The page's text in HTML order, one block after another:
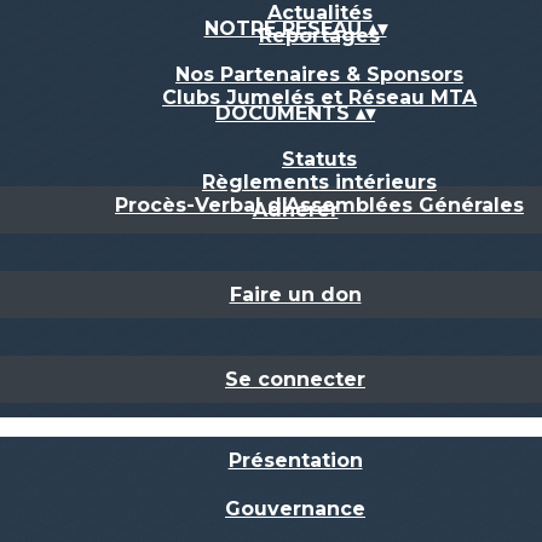
Actualités
Reportages
NOTRE RESEAU▴▾
Nos Partenaires & Sponsors
Clubs Jumelés et Réseau MTA
DOCUMENTS▴▾
Statuts
Règlements intérieurs
Procès-Verbal d'Assemblées Générales
Adhérer
Faire un don
Se connecter
Présentation
Gouvernance